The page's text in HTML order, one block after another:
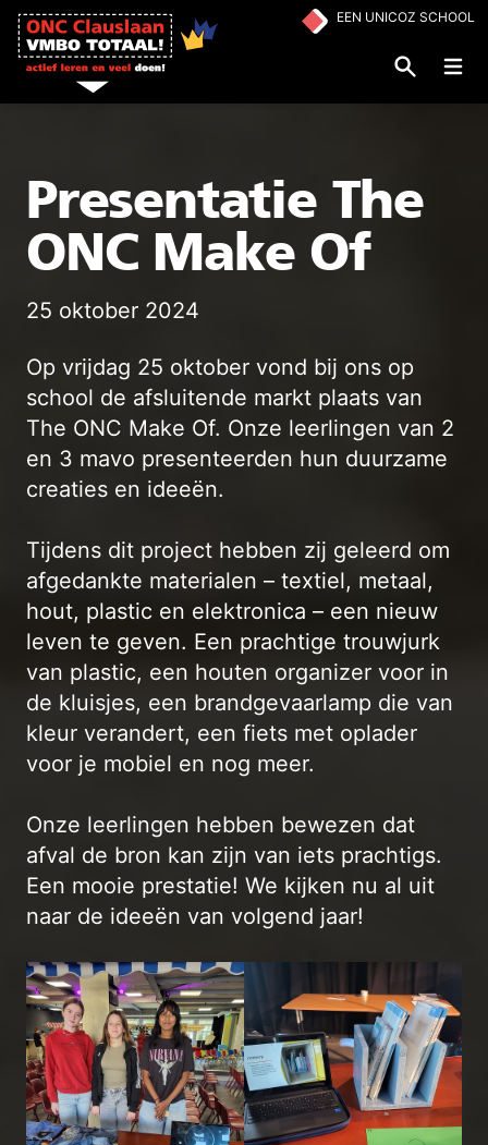
Ga naar de inhoud EEN UNICOZ SCHOOL
Presentatie The
ONC Make Of
25 oktober 2024
Op vrijdag 25 oktober vond bij ons op
school de afsluitende markt plaats van
The ONC Make Of. Onze leerlingen van 2
en 3 mavo presenteerden hun duurzame
creaties en ideeën.
Tijdens dit project hebben zij geleerd om
afgedankte materialen – textiel, metaal,
hout, plastic en elektronica – een nieuw
leven te geven. Een prachtige trouwjurk
van plastic, een houten organizer voor in
de kluisjes, een brandgevaarlamp die van
kleur verandert, een fiets met oplader
voor je mobiel en nog meer.
Onze leerlingen hebben bewezen dat
afval de bron kan zijn van iets prachtigs.
Een mooie prestatie! We kijken nu al uit
naar de ideeën van volgend jaar!